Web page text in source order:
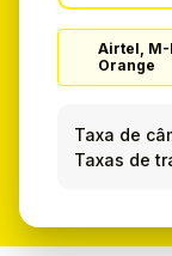
Airtel, M-
Orange
Taxa de
Taxas de